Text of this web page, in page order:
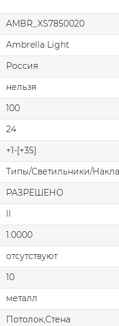
AMBR_XS7850020
Ambrella Light
Россия
нельзя
100
24
+1-[+35]
Типы/Светильники/
РАЗРЕШЕНО
II
1.0000
отсутствуют
10
металл
Потолок,Стена